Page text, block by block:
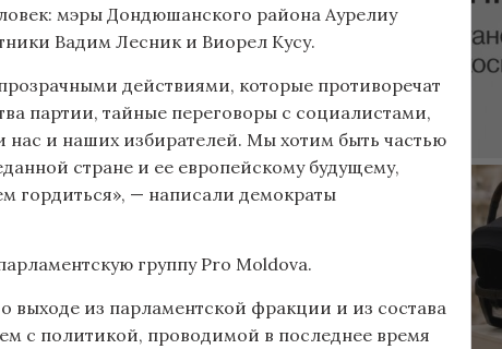
мэры Дондюшанского района Аурелиу
Вадим Лесник и Виорел Кусу.
действиями, которые противоречат
партии, тайные переговоры с социалистами,
нас и наших избирателей. Мы хотим быть частью
стране и ее европейскому будущему,
гордиться», — написали демократы
группу Pro Moldova.
выходе из парламентской фракции и из состава
с политикой, проводимой в последнее время